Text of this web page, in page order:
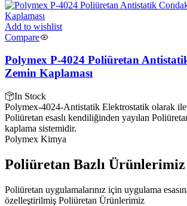
Add to wishlist
Compare
Polymex P-4024 Poliüretan
Zemin Kaplaması
In Stock
Polymex-4024-Antistatik Elektrostatik olarak
Poliüretan esaslı kendiliğinden yayılan
kaplama sistemidir.
Polymex Kimya
Poliüretan Bazlı Ürünlerimiz
Poliüretan uygulamalarınız için uygulama
özelleştirilmiş Poliüretan Ürünlerimiz